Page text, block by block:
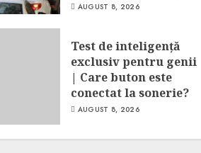
AUGUST 8, 2026
Test de inteligență
exclusiv pentru genii
| Care buton este
conectat la sonerie?
AUGUST 8, 2026